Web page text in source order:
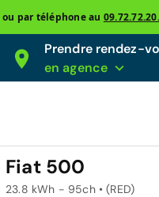
ou par téléphone au
Prendre rendez-
en agence
Fiat 500
23.8 kWh - 95ch • (RED)